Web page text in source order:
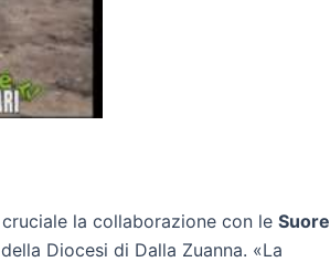
la collaborazione con le Suore
Diocesi di Dalla Zuanna. «La